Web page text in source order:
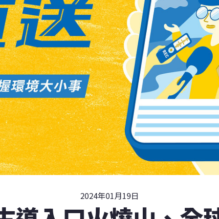
2024年01月19日